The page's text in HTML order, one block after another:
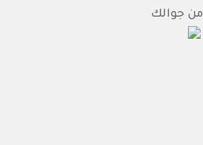
جوالك